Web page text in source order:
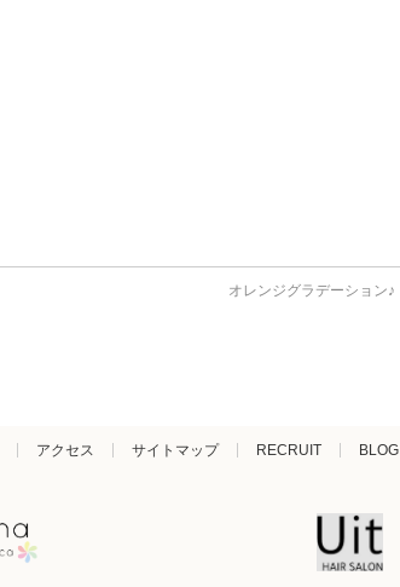
オレンジグラデーション♪
アクセス サイトマップ RECRUIT BLOG